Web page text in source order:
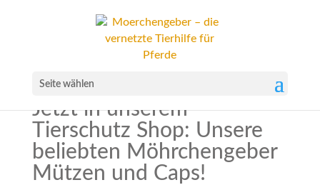
Seite wählen
Jetzt in unserem
Tierschutz Shop: Unsere
beliebten Möhrchengeber
Mützen und Caps!